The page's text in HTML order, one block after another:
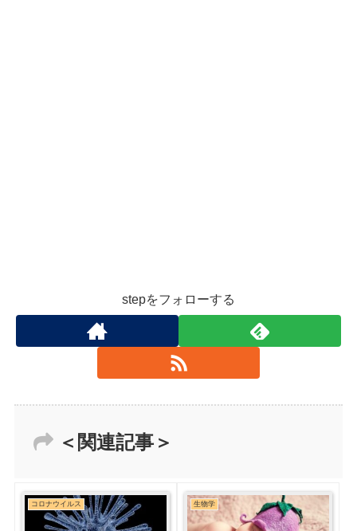
stepをフォローする
＜関連記事＞
コロナウイルス 生物学